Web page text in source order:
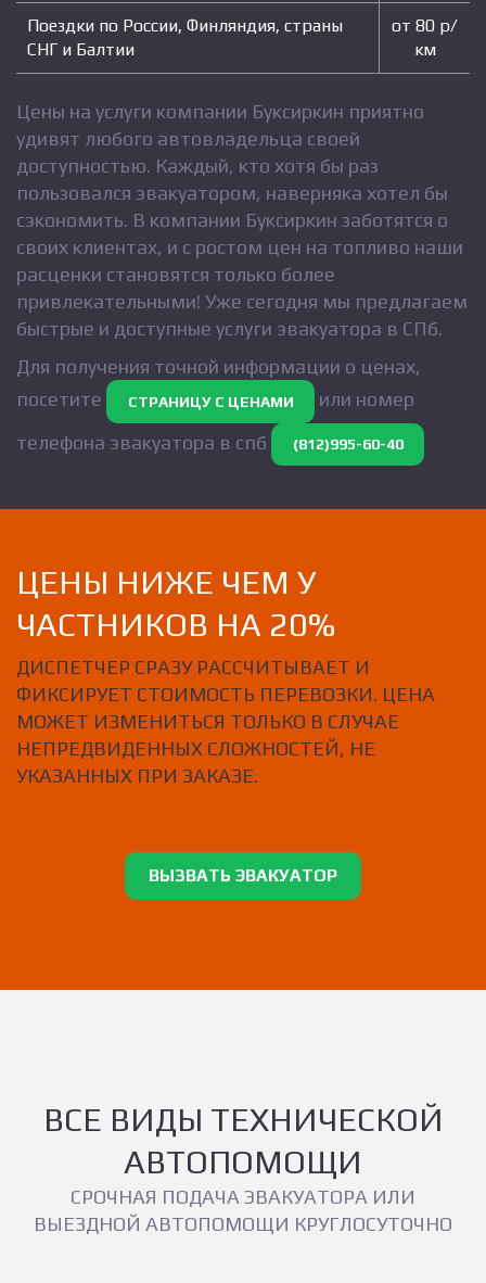
Поездки по России, Финляндия, страны
СНГ и Балтии
от 80 р/
км
Цены на услуги компании Буксиркин приятно
удивят любого автовладельца своей
доступностью. Каждый, кто хотя бы раз
пользовался эвакуатором, наверняка хотел бы
сэкономить. В компании Буксиркин заботятся о
своих клиентах, и с ростом цен на топливо наши
расценки становятся только более
привлекательными! Уже сегодня мы предлагаем
быстрые и доступные услуги эвакуатора в СПб.
Для получения точной информации о ценах,
посетите
СТРАНИЦУ С ЦЕНАМИ
или номер
телефона эвакуатора в спб
(812)995-60-40
ЦЕНЫ НИЖЕ ЧЕМ У
ЧАСТНИКОВ НА 20%
ДИСПЕТЧЕР СРАЗУ РАССЧИТЫВАЕТ И
ФИКСИРУЕТ СТОИМОСТЬ ПЕРЕВОЗКИ. ЦЕНА
МОЖЕТ ИЗМЕНИТЬСЯ ТОЛЬКО В СЛУЧАЕ
НЕПРЕДВИДЕННЫХ СЛОЖНОСТЕЙ, НЕ
УКАЗАННЫХ ПРИ ЗАКАЗЕ.
ВЫЗВАТЬ ЭВАКУАТОР
ВСЕ ВИДЫ ТЕХНИЧЕСКОЙ
АВТОПОМОЩИ
СРОЧНАЯ ПОДАЧА ЭВАКУАТОРА ИЛИ
ВЫЕЗДНОЙ АВТОПОМОЩИ КРУГЛОСУТОЧНО